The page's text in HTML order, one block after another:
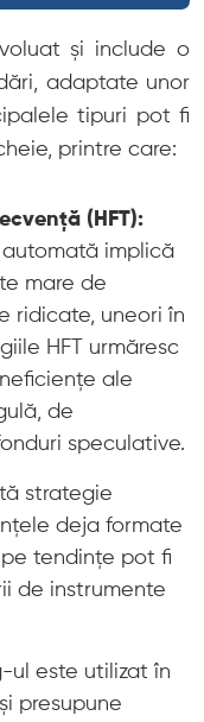
și include o
adaptate unor
tipuri pot fi
printre care:
(HFT):
implică
mare de
ridicate, uneori în
HFT urmăresc
ale
de
speculative.
strategie
deja formate
tendințe pot fi
de instrumente
ul este utilizat în
presupune